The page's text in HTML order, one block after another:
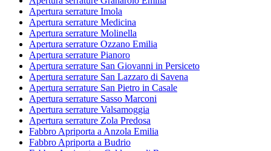
Apertura serrature Imola
Apertura serrature Medicina
Apertura serrature Molinella
Apertura serrature Ozzano Emilia
Apertura serrature Pianoro
Apertura serrature San Giovanni in Persiceto
Apertura serrature San Lazzaro di Savena
Apertura serrature San Pietro in Casale
Apertura serrature Sasso Marconi
Apertura serrature Valsamoggia
Apertura serrature Zola Predosa
Fabbro Apriporta a Anzola Emilia
Fabbro Apriporta a Budrio